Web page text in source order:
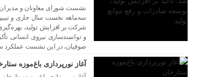
نشست شورای معاونان و
سه‌ماهه نخست سال جاری و
شرکت بر افزایش تولید،
و توانمندسازی نیروی انسانی
صوفیان، در این نشست
۱۵ مرداد ۱۴۰۵
آغاز نورپردازی باغ‌موزه